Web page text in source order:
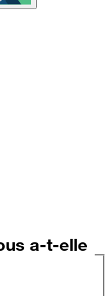
a-t-elle